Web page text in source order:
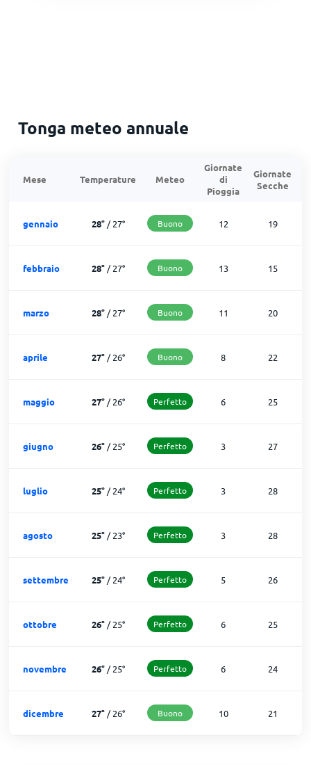
Tonga meteo annuale
Mese Temperature Meteo
Giornate
di
Pioggia
Giornate
Secche
gennaio 28°/27° Buono 12 19
febbraio 28°/27° Buono 13 15
marzo 28°/27° Buono 11 20
aprile 27°/26° Buono 8 22
maggio 27°/26° Perfetto 6 25
giugno 26°/25° Perfetto 3 27
luglio 25°/24° Perfetto 3 28
agosto 25°/23° Perfetto 3 28
settembre 25°/24° Perfetto 5 26
ottobre 26°/25° Perfetto 6 25
novembre 26°/25° Perfetto 6 24
dicembre 27°/26° Buono 10 21